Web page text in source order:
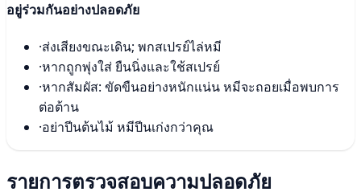
อยู่ร่วมกันอย่างปลอดภัย
·ส่งเสียงขณะเดิน; พกสเปรย์ไล่หมี
·หากถูกพุ่งใส่ ยืนนิ่งและใช้สเปรย์
·หากสัมผัส: ขัดขืนอย่างหนักแน่น หมีจะถอยเมื่อพบการ
ต่อต้าน
·อย่าปีนต้นไม้ หมีปีนเก่งกว่าคุณ
รายการตรวจสอบความปลอดภัย